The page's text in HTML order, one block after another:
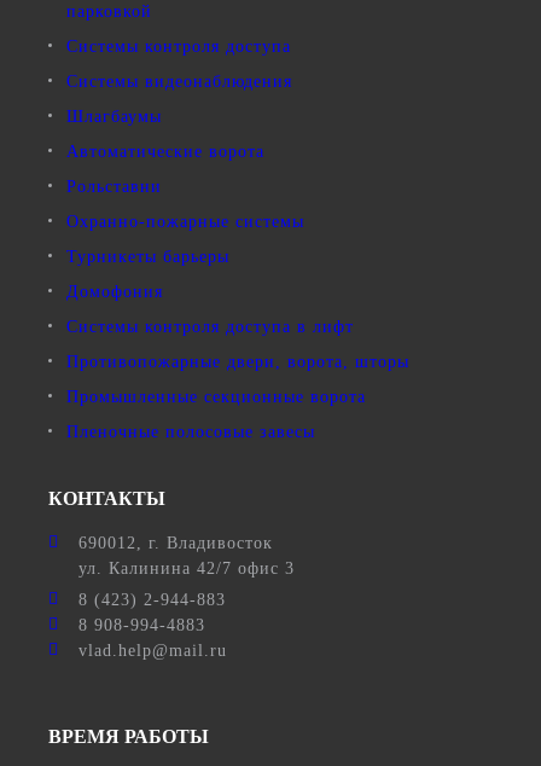
парковкой
Системы контроля доступа
Системы видеонаблюдения
Шлагбаумы
Автоматические ворота
Рольставни
Охранно-пожарные системы
Турникеты барьеры
Домофония
Системы контроля доступа в лифт
Противопожарные двери, ворота, шторы
Промышленные секционные ворота
Пленочные полосовые завесы
КОНТАКТЫ
690012 , г. Владивосток
ул. Калинина 42/7 офис 3
8 (423) 2-944-883
8 908-994-4883
vlad.help@mail.ru
ВРЕМЯ РАБОТЫ